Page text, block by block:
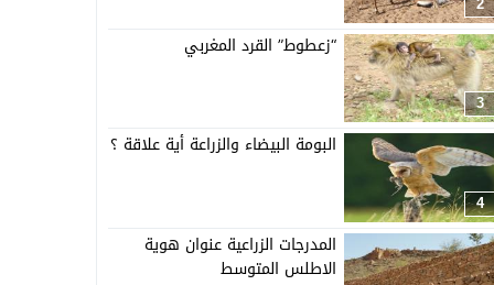
2
3
“زعطوط” القرد المغربي
4
البومة البيضاء والزراعة أية علاقة ؟
المدرجات الزراعية عنوان هوية
الاطلس المتوسط